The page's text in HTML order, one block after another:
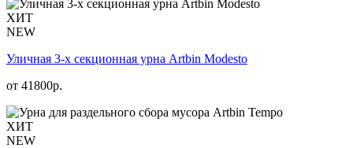
ХИТ
NEW
Уличная 3-х секционная урна Artbin Modesto
от 41800р.
ХИТ
NEW